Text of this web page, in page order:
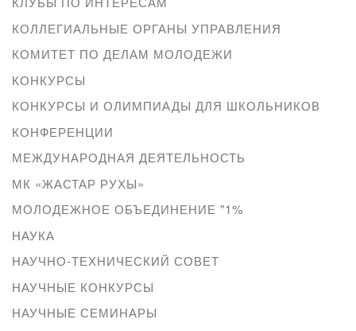
КОЛЛЕГИАЛЬНЫЕ ОРГАНЫ УПРАВЛЕНИЯ
КОМИТЕТ ПО ДЕЛАМ МОЛОДЕЖИ
КОНКУРСЫ
КОНКУРСЫ И ОЛИМПИАДЫ ДЛЯ ШКОЛЬНИКОВ
КОНФЕРЕНЦИИ
МЕЖДУНАРОДНАЯ ДЕЯТЕЛЬНОСТЬ
МК «ЖАСТАР РУХЫ»
МОЛОДЕЖНОЕ ОБЪЕДИНЕНИЕ "1%
НАУКА
НАУЧНО-ТЕХНИЧЕСКИЙ СОВЕТ
НАУЧНЫЕ КОНКУРСЫ
НАУЧНЫЕ СЕМИНАРЫ